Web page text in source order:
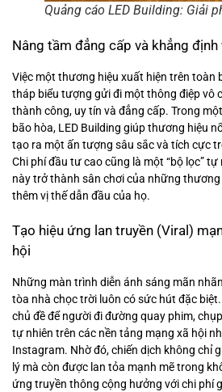
Quảng cáo LED Building: Giải
Nâng tầm đẳng cấp và khẳng
Việc một thương hiệu xuất hiện trên toàn
tháp biểu tượng gửi đi một thông điệp vô
thành công, uy tín và đẳng cấp. Trong
bão hòa, LED Building giúp thương hiệu
tạo ra một ấn tượng sâu sắc và tích cực
Chi phí đầu tư cao cũng là một “bộ lọc”
này trở thành sân chơi của những
thêm vị thế dẫn đầu của họ.
Tạo hiệu ứng lan truyền (Viral)
hội
Những màn trình diễn ánh sáng mãn
tòa nhà chọc trời luôn có sức hút đặc
chủ đề để người đi đường quay phim,
tự nhiên trên các nền tảng mạng xã hội
Instagram. Nhờ đó, chiến dịch không chỉ
lý mà còn được lan tỏa mạnh mẽ trong
ứng truyền thông cộng hưởng với chi phí